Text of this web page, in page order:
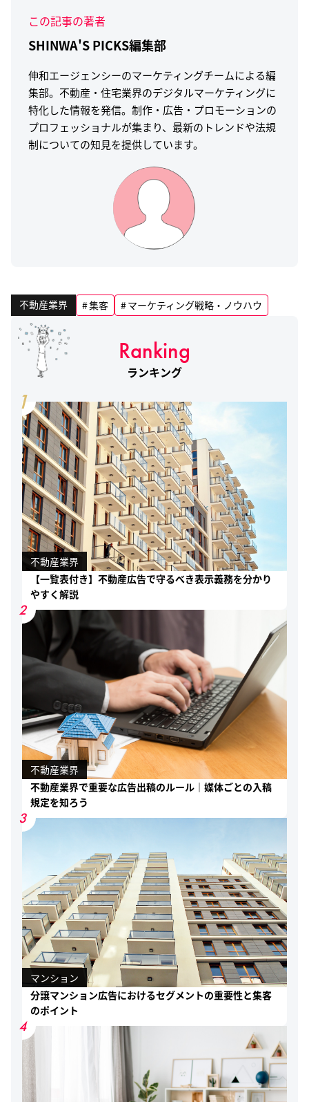
この記事の著者
SHINWA'S PICKS編集部
伸和エージェンシーのマーケティングチームによる編
集部。不動産・住宅業界のデジタルマーケティングに
特化した情報を発信。制作・広告・プロモーションの
プロフェッショナルが集まり、最新のトレンドや法規
制についての知見を提供しています。
不動産業界 集客 マーケティング戦略・ノウハウ
Ranking
ランキング
1
不動産業界
【一覧表付き】不動産広告で守るべき表示義務を分かり
やすく解説
2
不動産業界
不動産業界で重要な広告出稿のルール｜媒体ごとの入稿
規定を知ろう
3
マンション
分譲マンション広告におけるセグメントの重要性と集客
のポイント
4